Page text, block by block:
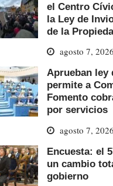
el Centro
la Ley de
de la
agosto 7, 2026
Aprueban ley
permite a
Fomento
por servicios
agosto 7, 2026
Encuesta: el
un cambio
gobierno